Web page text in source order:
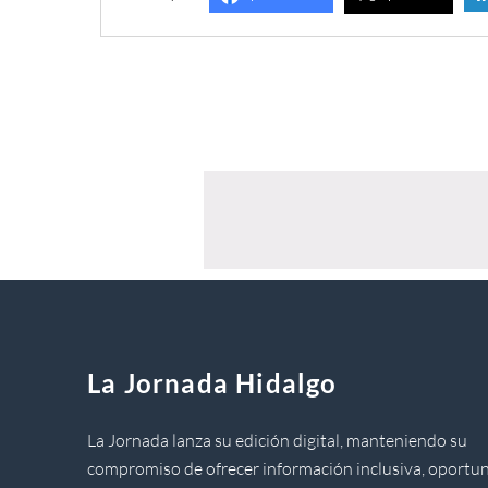
La Jornada Hidalgo
La Jornada lanza su edición digital, manteniendo su
compromiso de ofrecer información inclusiva,